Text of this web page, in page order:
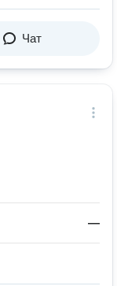
Чат
—